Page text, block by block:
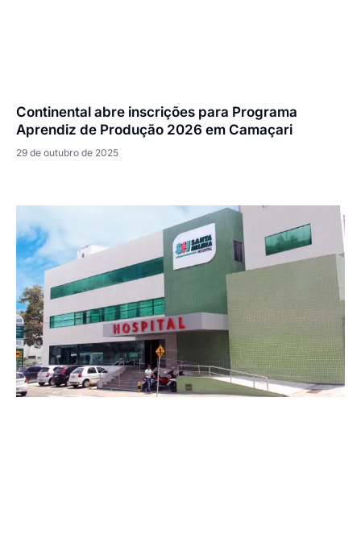
Continental abre inscrições para Programa
Aprendiz de Produção 2026 em Camaçari
29 de outubro de 2025